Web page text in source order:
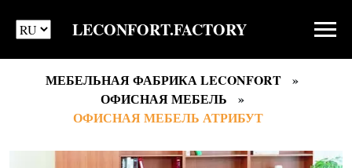
LECONFORT.FACTORY
МЕБЕЛЬНАЯ ФАБРИКА LECONFORT
ОФИСНАЯ МЕБЕЛЬ
ОФИСНАЯ МЕБЕЛЬ АТРИБУТ